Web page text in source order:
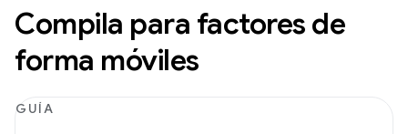
Compila para factores de
forma móviles
GUÍA